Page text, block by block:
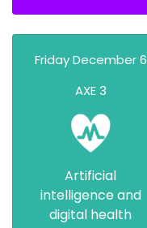
Friday December 6
AXE 3
Artificial
intelligence and
digital health